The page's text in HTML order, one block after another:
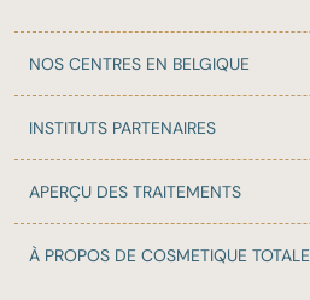
NOS CENTRES EN BELGIQUE
INSTITUTS PARTENAIRES
APERÇU DES TRAITEMENTS
À PROPOS DE COSMETIQUE TOTALE